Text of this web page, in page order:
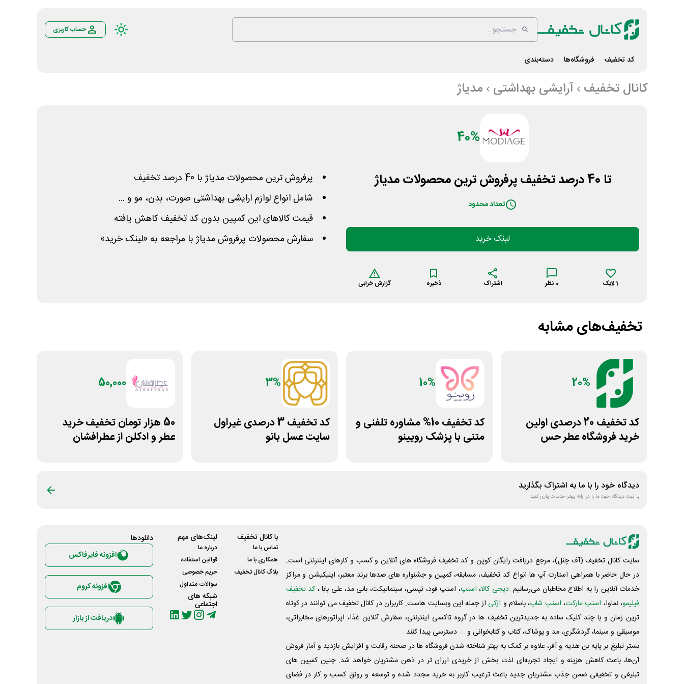
حساب کاربری
کد تخفیف فروشگاه‌ها دسته‌بندی
کانال تخفیف آرایشی بهداشتی مدیاژ
40%
تا 40 درصد تخفیف پرفروش ترین محصولات مدیاژ
تعداد محدود
لینک خرید
1 لایک 0 نظر اشتراک ذخیره گزارش خرابی
پرفروش ترین محصولات مدیاژ با 40 درصد تخفیف
شامل انواع لوازم ارایشی بهداشتی صورت، بدن، مو و ...
قیمت کالاهای این کمپین بدون کد تخفیف کاهش یافته
سفارش محصولات پرفروش مدیاژ با مراجعه به «لینک خرید»
تخفیف‌های مشابه
20%
کد تخفیف 20 درصدی اولین
خرید فروشگاه عطر حس
10%
کد تخفیف 10% مشاوره تلفنی و
متنی با پزشک رویینو
3%
کد تخفیف 3 درصدی غیراول
سایت عسل بانو
50,000
50 هزار تومان تخفیف خرید
عطر و ادکلن از عطرافشان
دیدگاه خود را با ما به اشتراک بگذارید
با ثبت دیدگاه خود ما را در ارائه بهتر خدمات یاری کنید
سایت کانال تخفیف (آف چنل)، مرجع دریافت رایگان کوپن و کد تخفیف فروشگاه های آنلاین و کسب و‌ کارهای اینترنتی است.
در حال حاضر با همراهی استارت آپ ها انواع کد تخفیف، مسابقه، کمپین و جشنواره های صدها برند معتبر، اپلیکیشن و مراکز
خدمات آنلاین را به اطلاع مخاطبان می‌رسانیم. دیجی کالا، اسنپ، اسنپ فود، تپسی، سینماتیکت، بانی مد، علی‌ بابا ، کد تخفیف
فیلیمو، نماوا، اسنپ مارکت، اسنپ شاپ، باسلام و ازکی از جمله این وبسایت ‌هاست. کاربران در کانال تخفیف می توانند در کوتاه
ترین زمان و با چند کلیک ساده به جدیدترین تخفیف ها در گروه تاکسی اینترنتی، سفارش آنلاین غذا، اپراتورهای مخابراتی،
موسیقی و سینما، گردشگری، مد و پوشاک، کتاب و کتابخوانی و ... دسترسی پیدا کنند.
بستر تبلیغ بر پایه بن هدیه و آفر، علاوه بر کمک به بهتر شناخته شدن فروشگاه ها در صحنه رقابت و افزایش بازدید و آمار فروش
آن‌ها، باعث کاهش هزینه و ایجاد تجربه‌ای لذت بخش از خریدی ارزان تر در ذهن مشتریان خواهد شد. چنین کمپین های
تبلیغی و تخفیفی ضمن جذب مشتریان جدید باعث ترغیب کاربر به خرید مجدد شده و توسعه و رونق کسب و کار در فضای
با کانال تخفیف
تماس با ما
همکاری با ما
بلاگ کانال تخفیف
لینک‌های مهم
درباره ما
قوانین استفاده
حریم خصوصی
سوالات متداول
شبکه های
اجتماعی
دانلود‌ها
افزونه فایرفاکس
افزونه کروم
دریافت از بازار